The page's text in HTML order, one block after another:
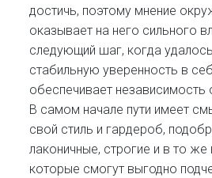
достичь, поэтому мнение
оказывает на него сильного
следующий шаг, когда
стабильную уверенность в
обеспечивает независимость
В самом начале пути имеет
свой стиль и гардероб,
лаконичные, строгие и в то
которые смогут выгодно